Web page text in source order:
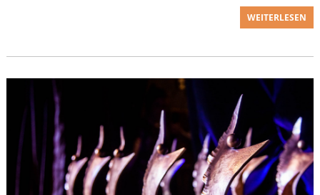
WEITERLESEN